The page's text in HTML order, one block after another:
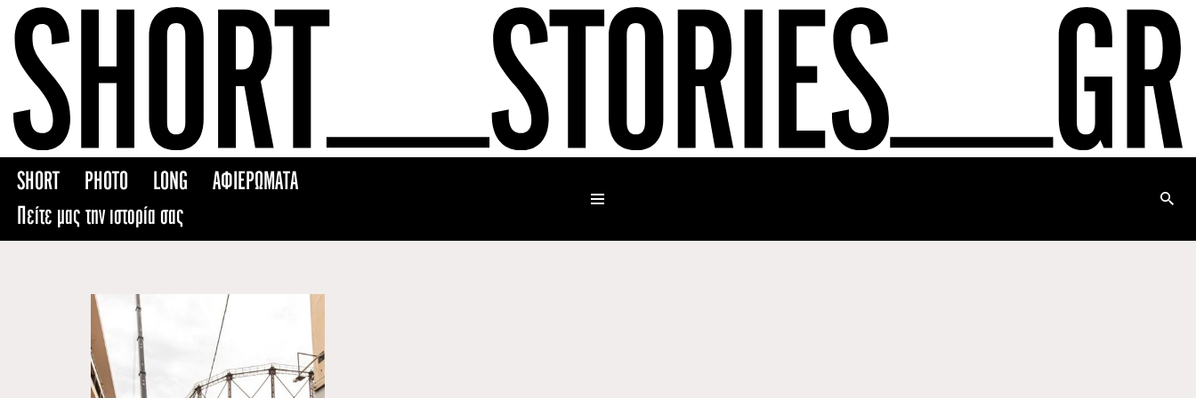
Skip
to
content
SHORT PHOTO LONG
ΑΦΙΕΡΩΜΑΤΑ
Πείτε μας την ιστορία σας